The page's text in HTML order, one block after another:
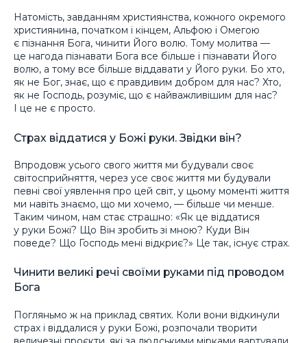
Натомість, завданням християнства, кожного окремого
християнина, початком і кінцем, Альфою і Омегою
є пізнання Бога, чинити Його волю. Тому молитва —
це нагода пізнавати Бога все більше і пізнавати Його
волю, а тому все більше віддавати у Його руки. Бо хто,
як не Бог, знає, що є правдивим добром для нас? Хто,
як не Господь, розуміє, що є найважливішим для нас?
І це не є просто.
Страх віддатися у Божі руки. Звідки він?
Впродовж усього свого життя ми будували своє
світосприйняття, через усе своє життя ми будували
певні свої уявлення про цей світ, у цьому моменті життя
ми навіть знаємо, що ми хочемо, — більше чи менше.
Таким чином, нам стає страшно: «Як це віддатися
у руки Божі? Що Він зробить зі мною? Куди Він
поведе? Що Господь мені відкриє?» Це так, існує страх.
Чинити великі речі своїми руками під проводом
Бога
Погляньмо ж на приклад святих. Коли вони відкинули
страх і віддалися у руки Божі, розпочали творити